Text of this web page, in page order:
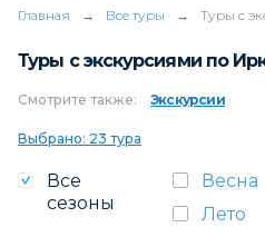
Главная → Все туры → Туры с
Туры с экскурсиями по
Смотрите также: Экскурсии
Выбрано: 23 тура
Все
сезоны
Весна
Лето